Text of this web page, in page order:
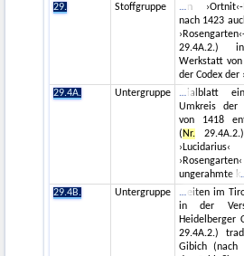
29.
Stoffgruppe
n ›Ortnit‹-
nach 1423
29.4A.2.)
Werkstatt
der Codex der
29.4A.
Untergruppe
ialblatt
Umkreis der
von 1418
(Nr.
ungerahmte k
29.4B.
Untergruppe
eiten im
in der
Heidelberger
29.4A.2.)
Gibich (nach